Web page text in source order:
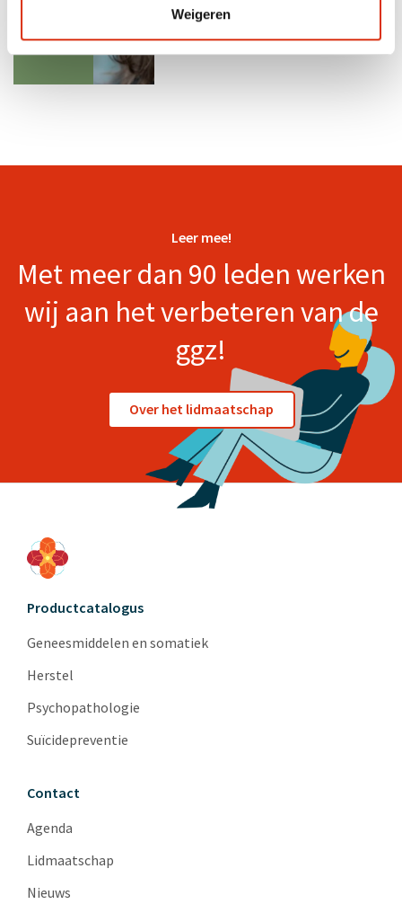
Weigeren
Leer mee!
Met meer dan 90 leden werken
wij aan het verbeteren van de
ggz!
Over het lidmaatschap
Productcatalogus
Geneesmiddelen en somatiek
Herstel
Psychopathologie
Suïcidepreventie
Contact
Agenda
Lidmaatschap
Nieuws